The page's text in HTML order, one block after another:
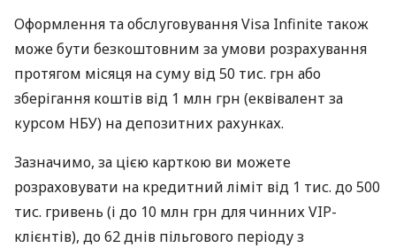
Оформлення та обслуговування Visa Infinite також
може бути безкоштовним за умови розрахування
протягом місяця на суму від 50 тис. грн або
зберігання коштів від 1 млн грн (еквівалент за
курсом НБУ) на депозитних рахунках.
Зазначимо, за цією карткою ви можете
розраховувати на кредитний ліміт від 1 тис. до 500
тис. гривень (і до 10 млн грн для чинних VIP-
клієнтів), до 62 днів пільгового періоду з